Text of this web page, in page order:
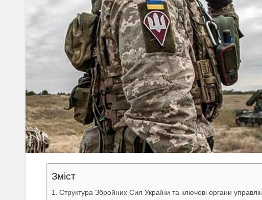
Зміст
Структура Збройних Сил України та ключові органи